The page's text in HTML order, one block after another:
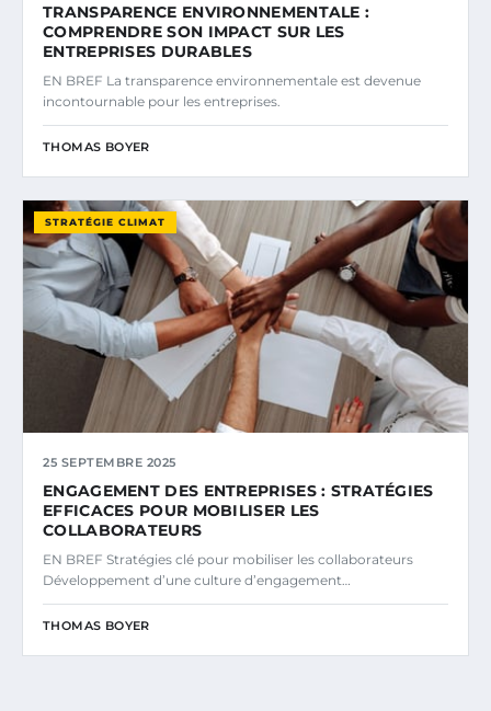
TRANSPARENCE ENVIRONNEMENTALE :
COMPRENDRE SON IMPACT SUR LES
ENTREPRISES DURABLES
EN BREF La transparence environnementale est devenue
incontournable pour les entreprises.
THOMAS BOYER
STRATÉGIE CLIMAT
25 SEPTEMBRE 2025
ENGAGEMENT DES ENTREPRISES : STRATÉGIES
EFFICACES POUR MOBILISER LES
COLLABORATEURS
EN BREF Stratégies clé pour mobiliser les collaborateurs
Développement d’une culture d’engagement…
THOMAS BOYER